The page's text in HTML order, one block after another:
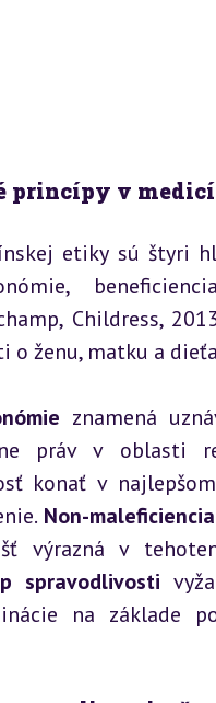
princípy v
etiky sú štyri
Childress,
ženu, matku a
znamená
práv v oblasti
konať v
Non-maleficiencia
výrazná v
spravodlivosti
na základe